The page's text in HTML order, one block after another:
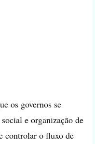
os governos se
e organização de
controlar o fluxo de